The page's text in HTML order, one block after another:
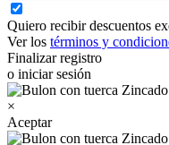
Quiero recibir descuentos
Ver los términos y
Finalizar registro
o iniciar sesión
×
Aceptar